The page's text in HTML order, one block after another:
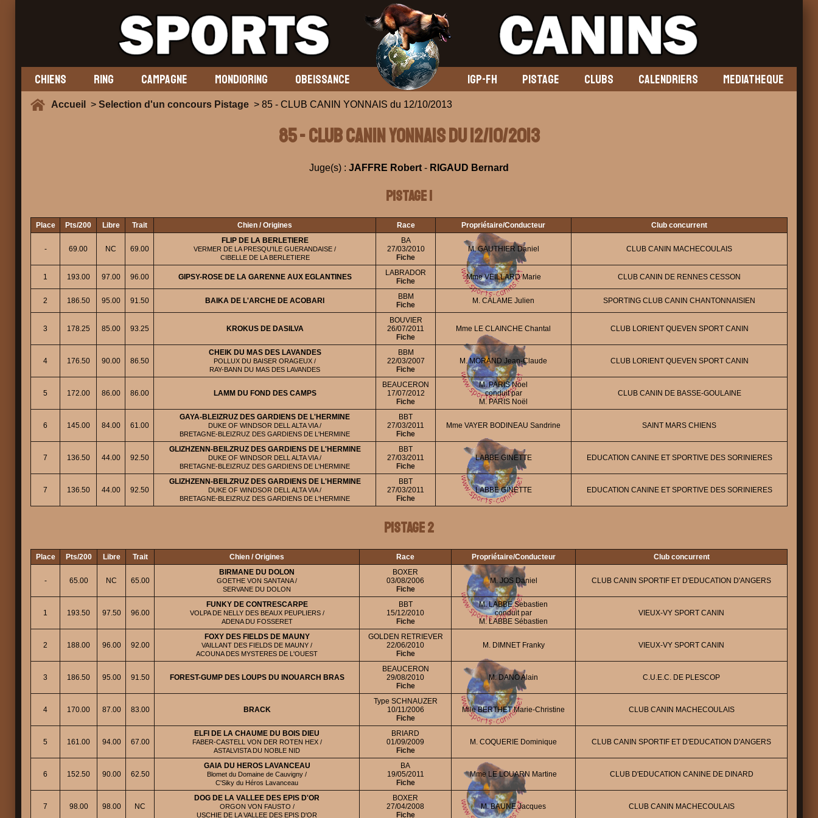
CHIENS RING CAMPAGNE MONDIORING OBEISSANCE IGP-FH PISTAGE CLUBS CALENDRIERS MEDIATHEQUE
Accueil > Selection d'un concours Pistage > 85 - CLUB CANIN YONNAIS du 12/10/2013
85 - CLUB CANIN YONNAIS du 12/10/2013
Juge(s) : JAFFRE Robert - RIGAUD Bernard
Pistage 1
Place Pts/200 Libre Trait Chien / Origines Race Propriétaire/Conducteur Club concurrent
- 69.00 NC 69.00
FLIP DE LA BERLETIERE
VERMER DE LA PRESQU'ILE GUERANDAISE /
CIBELLE DE LA BERLETIERE
BA
27/03/2010
Fiche
M. GAUTHIER Daniel CLUB CANIN MACHECOULAIS
1 193.00 97.00 96.00 GIPSY-ROSE DE LA GARENNE AUX EGLANTINES
LABRADOR
Fiche
Mme VEILLARD Marie CLUB CANIN DE RENNES CESSON
2 186.50 95.00 91.50 BAIKA DE L'ARCHE DE ACOBARI
BBM
Fiche
M. CALAME Julien SPORTING CLUB CANIN CHANTONNAISIEN
3 178.25 85.00 93.25 KROKUS DE DASILVA
BOUVIER
26/07/2011
Fiche
Mme LE CLAINCHE Chantal CLUB LORIENT QUEVEN SPORT CANIN
4 176.50 90.00 86.50
CHEIK DU MAS DES LAVANDES
POLLUX DU BAISER ORAGEUX /
RAY-BANN DU MAS DES LAVANDES
BBM
22/03/2007
Fiche
M. MORAND Jean-Claude CLUB LORIENT QUEVEN SPORT CANIN
5 172.00 86.00 86.00 LAMM DU FOND DES CAMPS
BEAUCERON
17/07/2012
Fiche
M. PARIS Noel
conduit par
M. PARIS Noël
CLUB CANIN DE BASSE-GOULAINE
6 145.00 84.00 61.00
GAYA-BLEIZRUZ DES GARDIENS DE L'HERMINE
DUKE OF WINDSOR DELL ALTA VIA /
BRETAGNE-BLEIZRUZ DES GARDIENS DE L'HERMINE
BBT
27/03/2011
Fiche
Mme VAYER BODINEAU Sandrine SAINT MARS CHIENS
7 136.50 44.00 92.50
GLIZHZENN-BEILZRUZ DES GARDIENS DE L'HERMINE
DUKE OF WINDSOR DELL ALTA VIA /
BRETAGNE-BLEIZRUZ DES GARDIENS DE L'HERMINE
BBT
27/03/2011
Fiche
LABBE GINETTE EDUCATION CANINE ET SPORTIVE DES SORINIERES
7 136.50 44.00 92.50
GLIZHZENN-BEILZRUZ DES GARDIENS DE L'HERMINE
DUKE OF WINDSOR DELL ALTA VIA /
BRETAGNE-BLEIZRUZ DES GARDIENS DE L'HERMINE
BBT
27/03/2011
Fiche
LABBE GINETTE EDUCATION CANINE ET SPORTIVE DES SORINIERES
Pistage 2
Place Pts/200 Libre Trait Chien / Origines Race Propriétaire/Conducteur Club concurrent
- 65.00 NC 65.00
BIRMANE DU DOLON
GOETHE VON SANTANA /
SERVANE DU DOLON
BOXER
03/08/2006
Fiche
M. JOS Daniel CLUB CANIN SPORTIF ET D'EDUCATION D'ANGERS
1 193.50 97.50 96.00
FUNKY DE CONTRESCARPE
VOLPA DE NELLY DES BEAUX PEUPLIERS /
ADENA DU FOSSERET
BBT
15/12/2010
Fiche
M. LABBE Sebastien
conduit par
M. LABBE Sébastien
VIEUX-VY SPORT CANIN
2 188.00 96.00 92.00
FOXY DES FIELDS DE MAUNY
VAILLANT DES FIELDS DE MAUNY /
ACOUNA DES MYSTERES DE L'OUEST
GOLDEN RETRIEVER
22/06/2010
Fiche
M. DIMNET Franky VIEUX-VY SPORT CANIN
3 186.50 95.00 91.50 FOREST-GUMP DES LOUPS DU INOUARCH BRAS
BEAUCERON
29/08/2010
Fiche
M. DANO Alain C.U.E.C. DE PLESCOP
4 170.00 87.00 83.00 BRACK
Type SCHNAUZER
10/11/2006
Fiche
Mlle BERTHET Marie-Christine CLUB CANIN MACHECOULAIS
5 161.00 94.00 67.00
ELFI DE LA CHAUME DU BOIS DIEU
FABER-CASTELL VON DER ROTEN HEX /
ASTALVISTA DU NOBLE NID
BRIARD
01/09/2009
Fiche
M. COQUERIE Dominique CLUB CANIN SPORTIF ET D'EDUCATION D'ANGERS
6 152.50 90.00 62.50
GAIA DU HEROS LAVANCEAU
Blomet du Domaine de Cauvigny /
C'Siky du Héros Lavanceau
BA
19/05/2011
Fiche
Mme LE LOUARN Martine CLUB D'EDUCATION CANINE DE DINARD
7 98.00 98.00 NC
DOG DE LA VALLEE DES EPIS D'OR
ORGON VON FAUSTO /
USCHIE DE LA VALLEE DES EPIS D'OR
BOXER
27/04/2008
Fiche
M. BAUNE Jacques CLUB CANIN MACHECOULAIS